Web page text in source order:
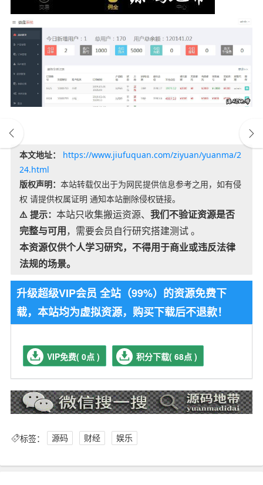
本文地址：
https://www.jiufuquan.com/ziyuan/yuanma/2
24.html
版权声明： 本站转载仅出于为网民提供信息参考之用，如有侵
权 请提供权属证明 通知本站删除侵权链接。
⚠️ 提示： 本站只收集搬运资源、 我们不验证资源是否
完整与可用，需要会员自行研究搭建测试 。
本资源仅供个人学习研究，不得用于商业或违反法律
法规的场景。
升级超级VIP会员 全站（99%）的资源免费下
载，本站均为虚拟资源，购买下载后不退款！
VIP免费( 0点 ) 积分下载( 68点 )
标签： 源码 财经 娱乐